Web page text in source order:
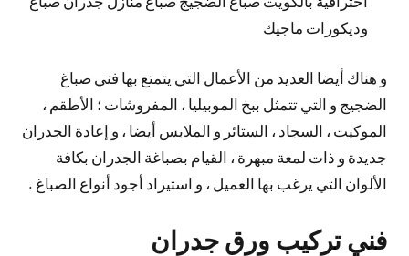
وديكورات ماجيك
و هناك أيضا العديد من الأعمال التي يتمتع بها فني صباغ
الضجيج و التي تتمثل ببخ الموبيليا ، المفروشات ؛ الأطقم ،
الموكيت ، السجاد ، الستائر و الملابس أيضا ، و إعادة الجدران
جديدة و ذات لمعة مبهرة ، القيام بصباغة الجدران بكافة
الألوان التي يرغب بها العميل ، و استيراد أجود أنواع الصباغ .
فني تركيب ورق جدران